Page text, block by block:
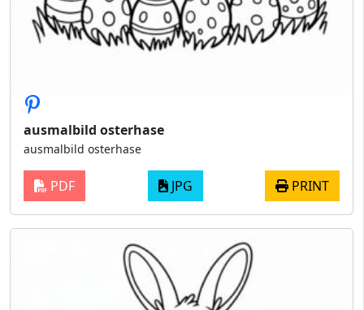
ausmalbild osterhase
ausmalbild osterhase
PDF JPG PRINT